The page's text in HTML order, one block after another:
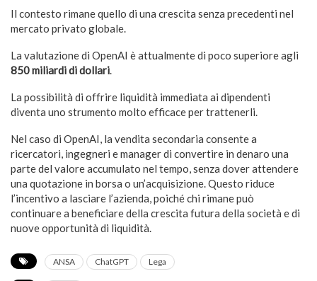
Il contesto rimane quello di una crescita senza precedenti nel
mercato privato globale.
La valutazione di OpenAI è attualmente di poco superiore agli
850 miliardi di dollari
La possibilità di offrire liquidità immediata ai dipendenti
diventa uno strumento molto efficace per trattenerli.
Nel caso di OpenAI, la vendita secondaria consente a
ricercatori, ingegneri e manager di convertire in denaro una
parte del valore accumulato nel tempo, senza dover attendere
una quotazione in borsa o un’acquisizione. Questo riduce
l’incentivo a lasciare l’azienda, poiché chi rimane può
continuare a beneficiare della crescita futura della società e di
nuove opportunità di liquidità.
ANSA ChatGPT Lega